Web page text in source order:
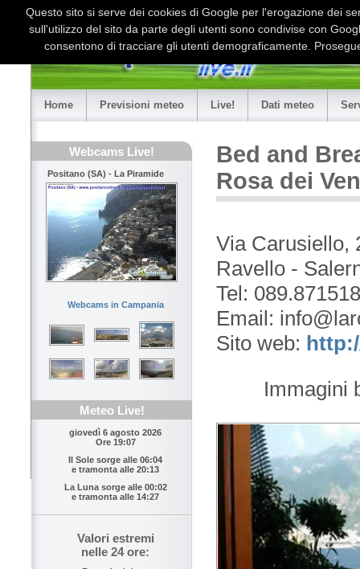
Home Previsioni meteo Live! Dati meteo
Webcams Live!
Positano (SA) - La Piramide
Webcams in Campania
Meteo Live!
giovedì 6 agosto 2026
Ore 19:07
Il Sole sorge alle 06:04
e tramonta alle 20:13
La Luna sorge alle 00:02
e tramonta alle 14:27
Valori estremi
nelle 24 ore:
Bed and
Rosa dei
Via Carusiello,
Ravello -
Tel: 089.871518
Email:
Sito web:
Immagini
Questo sito si serve dei cookies di Google per l'erogazione dei
sull'utilizzo del sito da parte degli utenti sono condivise con
consentono di tracciare gli utenti demograficamente.